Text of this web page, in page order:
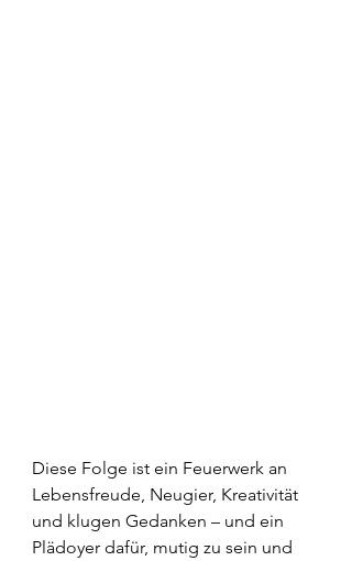
Diese Folge ist ein Feuerwerk an
Lebensfreude, Neugier, Kreativität
und klugen Gedanken – und ein
Plädoyer dafür, mutig zu sein und